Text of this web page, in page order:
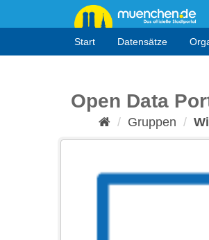
Start Datensätze
Open Data
Gruppen